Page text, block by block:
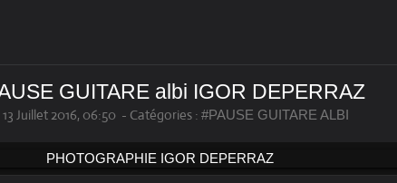
GUITARE albi IGOR DEPERRAZ
13 Juillet 2016, 06:50 - Catégories : #PAUSE GUITARE ALBI